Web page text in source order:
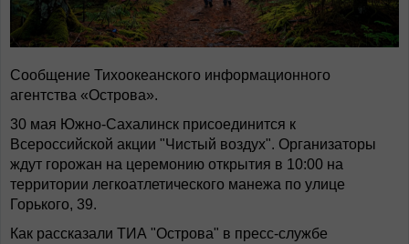
Сообщение Тихоокеанского информационного
агентства «Острова».
30 мая Южно-Сахалинск присоединится к
Всероссийской акции "Чистый воздух". Организаторы
ждут горожан на церемонию открытия в 10:00 на
территории легкоатлетического манежа по улице
Горького, 39.
Как рассказали ТИА "Острова" в пресс-службе